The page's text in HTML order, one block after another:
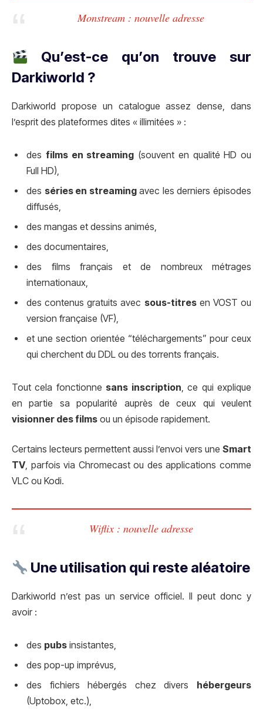
Monstream : nouvelle adresse
Qu’est-ce qu’on trouve sur
Darkiworld ?
Darkiworld propose un catalogue assez dense, dans
l’esprit des plateformes dites « illimitées » :
des films en streaming (souvent en qualité HD ou
Full HD),
des séries en streamingavec les derniers épisodes
diffusés,
des mangas et dessins animés,
des documentaires,
des films français et de nombreux métrages
internationaux,
des contenus gratuits avec sous-titresen VOST ou
version française (VF),
et une section orientée “téléchargements” pour ceux
qui cherchent du DDL ou des torrents français.
Tout cela fonctionne sans inscription , ce qui explique
en partie sa popularité auprès de ceux qui veulent
visionner des films ou un épisode rapidement.
Certains lecteurs permettent aussi l’envoi vers une Smart
TV, parfois via Chromecast ou des applications comme
VLC ou Kodi.
Wiflix : nouvelle adresse
Une utilisation qui reste aléatoire
Darkiworld n’est pas un service officiel. Il peut donc y
avoir :
des pubs insistantes,
des pop-up imprévus,
des fichiers hébergés chez divers hébergeurs
(Uptobox, etc.),